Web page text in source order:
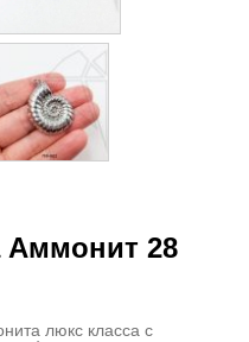
Аммонит 28
люкс класса с